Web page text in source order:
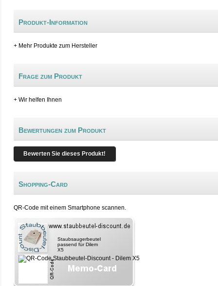
Produkt-Information
+ Mehr Produkte zum Hersteller
Frage zum Produkt
+ Wir helfen Ihnen
Bewertungen zum Produkt
Bewerten Sie dieses Produkt!
Shopping-Card
QR-Code mit einem Smartphone scannen.
Staubsaugerbeutel
passend für Dilem
X5